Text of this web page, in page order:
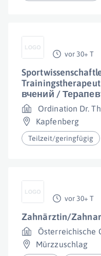
vor 30+ T
вчений /
Ordination Dr.
Kapfenberg
Teilzeit/geringfügig
vor 30+ T
Zahnärztin/
Österreichische
Mürzzuschlag